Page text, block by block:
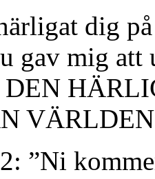
dig
gav mig
”Ni